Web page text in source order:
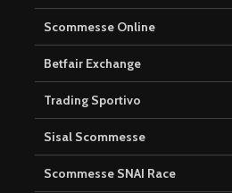
Scommesse Online
Betfair Exchange
Trading Sportivo
Sisal Scommesse
Scommesse SNAI Race